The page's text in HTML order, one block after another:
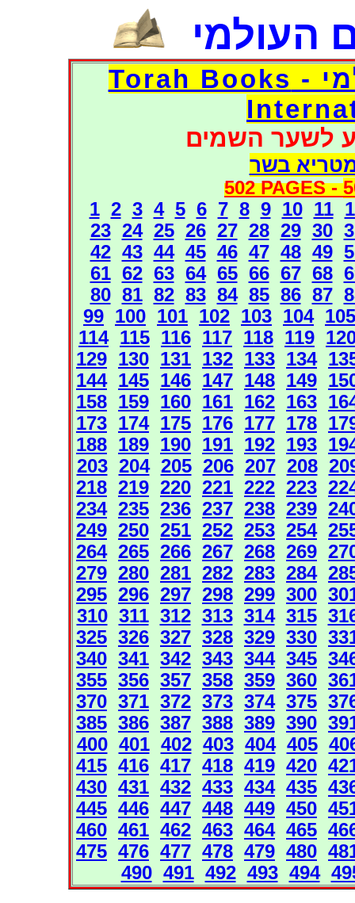
העולמי
דפי אוצר הספרים העולמי - Torah Books
לשער השמים
בשר
502 PAGES -
1 2 3 4 5 6 7 8 9 10 11
23 24 25 26 27 28 29 30
42 43 44 45 46 47 48 49
61 62 63 64 65 66 67 68
80 81 82 83 84 85 86 87
99 100 101 102 103 104 105
114 115 116 117 118 119
129 130 131 132 133 134
144 145 146 147 148 149
158 159 160 161 162 163
173 174 175 176 177 178
188 189 190 191 192 193
203 204 205 206 207 208
218 219 220 221 222 223
234 235 236 237 238 239
249 250 251 252 253 254
264 265 266 267 268 269
279 280 281 282 283 284
295 296 297 298 299 300
310 311 312 313 314 315
325 326 327 328 329 330
340 341 342 343 344 345
355 356 357 358 359 360
370 371 372 373 374 375
385 386 387 388 389 390
400 401 402 403 404 405
415 416 417 418 419 420
430 431 432 433 434 435
445 446 447 448 449 450
460 461 462 463 464 465
475 476 477 478 479 480
490 491 492 493 494